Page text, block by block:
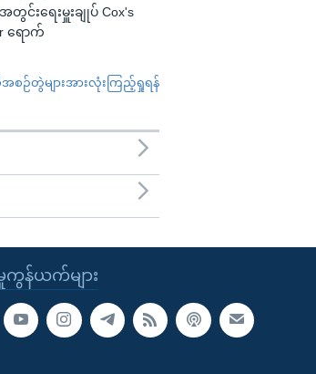
င်းရေးမှူးချုပ် Cox's
ရောက်
စဉ်တွဲများအားလုံးကြည့်ရှုရန်
န်ယက်များ